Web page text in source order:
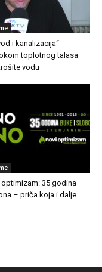
i kanalizacija“
toplotnog talasa
vodu
35 godina
– priča koja i dalje